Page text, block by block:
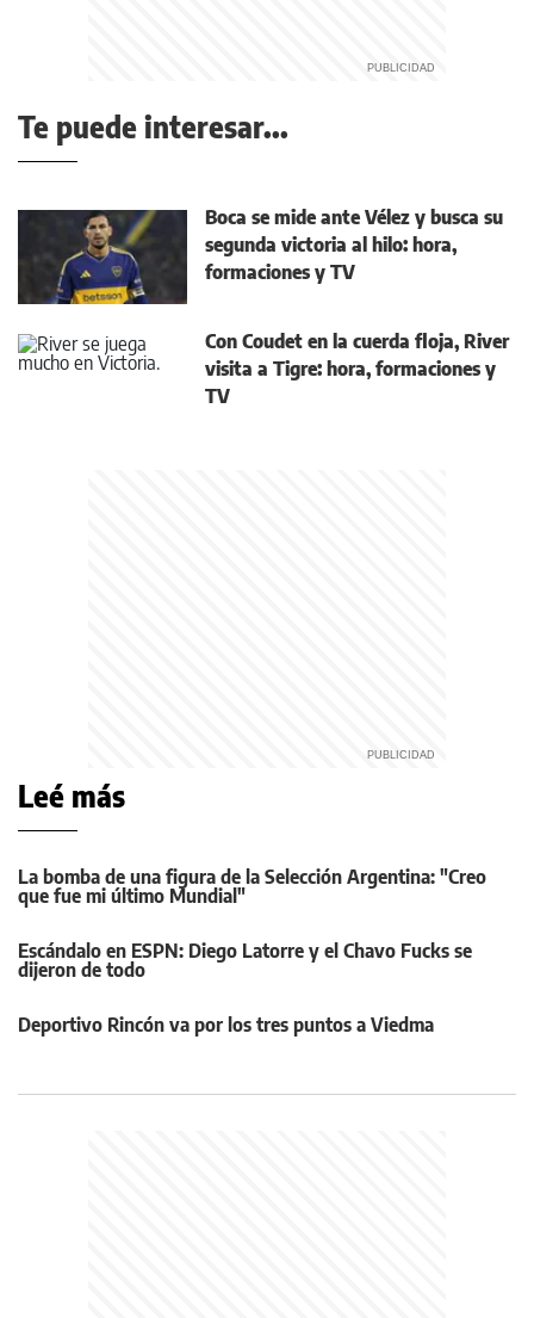
Te puede interesar...
Boca se mide ante Vélez y busca su
segunda victoria al hilo: hora,
formaciones y TV
Con Coudet en la cuerda floja, River
visita a Tigre: hora, formaciones y
TV
Leé más
La bomba de una figura de la Selección Argentina: "Creo
que fue mi último Mundial"
Escándalo en ESPN: Diego Latorre y el Chavo Fucks se
dijeron de todo
Deportivo Rincón va por los tres puntos a Viedma